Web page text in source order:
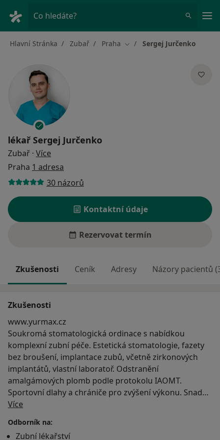
Co hledáte?
Hlavní Stránka Zubař Praha Změna města
Sergej Jurčenko
lékař Sergej Jurčenko
Zubař · Více
Praha 1 adresa
30 názorů
Kontaktní údaje
Rezervovat termín
Zkušenosti Ceník Adresy Názory pacientů
Zkušenosti
www.yurmax.cz
Soukromá stomatologická ordinace s nabídkou
komplexní zubní péče. Estetická stomatologie, fazety
bez broušení, implantace zubů, včetně zirkonových
implantátů, vlastní laboratoř. Odstranění
amalgámových plomb podle protokolu IAOMT.
Sportovní dlahy a chrániče pro zvýšení výkonu. Snadné
parkování před budovou.
Vzděláni:
-Samarská státní lékařská univerzita, Stomatologická
Více
Odborník na:
Zubní lékařství